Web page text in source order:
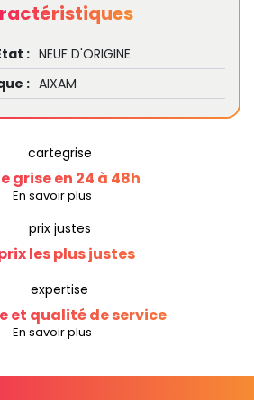
: NEUF D'ORIGINE
: AIXAM
grise en 24 à 48h
En savoir plus
les plus justes
et qualité de service
En savoir plus